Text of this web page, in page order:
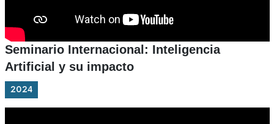
Seminario Internacional: Inteligencia
Artificial y su impacto
2024